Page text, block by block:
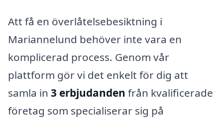
Att få en överlåtelsebesiktning i
Mariannelund behöver inte vara en
komplicerad process. Genom vår
plattform gör vi det enkelt för dig att
samla in 3 erbjudanden från kvalificerade
företag som specialiserar sig på